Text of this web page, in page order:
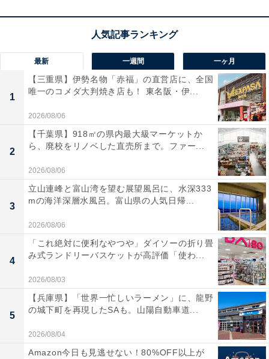
最新 一週間 一ヶ月
1
【三重県】伊勢名物「赤福」の直営店に、全国
唯一のコメダ大判焼き店も！ 東名阪・伊...
2026/08/06
2
【千葉県】918㎡の県内最大級マーケットか
ら、廃校をリノベした直売所まで。ファー...
2026/08/06
3
立山連峰と富山湾を望む展望風呂に、水深333
mの海洋深層水風呂。富山県の人気日帰...
2026/08/06
4
「これ絶対に便利なやつや」ダイソーの折り畳
み式ランドリーバスケットが高評価「使わ...
2026/08/03
5
【兵庫県】「世界一忙しいラーメン」に、龍野
の城下町を再現したSAも。山陽自動車道...
2026/08/04
Amazon今日も見逃せない！80%OFF以上が